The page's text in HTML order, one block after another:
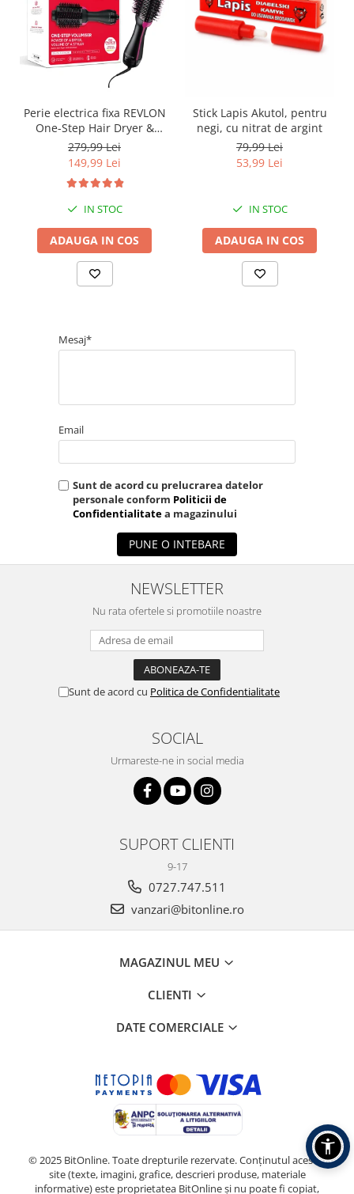
Perie electrica fixa REVLON
One-Step Hair Dryer &
Volumizer, RVDR5222E2,
pentru par mediu si lung
279,99 Lei
149,99 Lei
IN STOC
ADAUGA IN COS
Stick Lapis Akutol, pentru
negi, cu nitrat de argint
79,99 Lei
53,99 Lei
IN STOC
ADAUGA IN COS
Mesaj*
Email
Sunt de acord cu prelucrarea datelor
personale conform Politicii de
Confidentialitatea magazinului
PUNE O INTEBARE
NEWSLETTER
Nu rata ofertele si promotiile noastre
Sunt de acord cu Politica de Confidentialitate
SOCIAL
Urmareste-ne in social media
SUPORT CLIENTI
9-17
0727.747.511
vanzari@bitonline.ro
MAGAZINUL MEU
CLIENTI
DATE COMERCIALE
© 2025 BitOnline. Toate drepturile rezervate. Conținutul acestui
site (texte, imagini, grafice, descrieri produse, materiale
informative) este proprietatea BitOnline și nu poate fi copiat,